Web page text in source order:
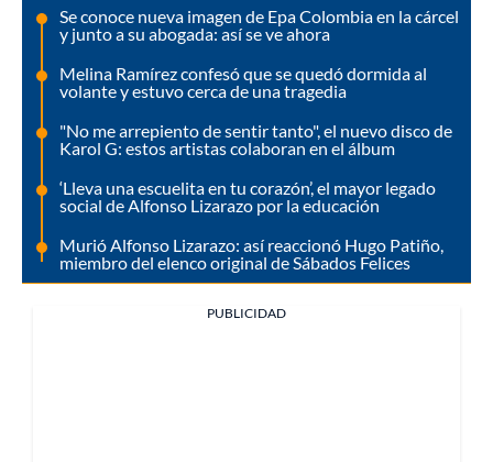
Se conoce nueva imagen de Epa Colombia en la cárcel
y junto a su abogada: así se ve ahora
Melina Ramírez confesó que se quedó dormida al
volante y estuvo cerca de una tragedia
"No me arrepiento de sentir tanto", el nuevo disco de
Karol G: estos artistas colaboran en el álbum
‘Lleva una escuelita en tu corazón’, el mayor legado
social de Alfonso Lizarazo por la educación
Murió Alfonso Lizarazo: así reaccionó Hugo Patiño,
miembro del elenco original de Sábados Felices
PUBLICIDAD